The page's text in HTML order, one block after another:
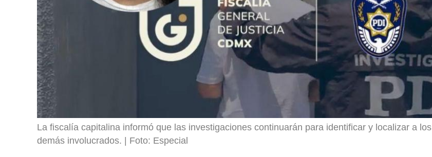
La fiscalía capitalina informó que las investigaciones continuarán para identificar y localizar a los
demás involucrados.
Foto: Especial